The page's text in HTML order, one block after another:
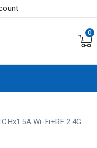
0
Wi-Fi+RF 2.4G